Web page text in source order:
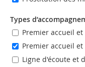
Types
Premier accueil
Premier accueil
Ligne d'écoute et